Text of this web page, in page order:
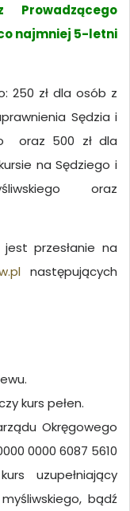
najmniej 5-letni
250 zł dla osób z
Sędzia i
oraz 500 zł dla
na Sędziego i
oraz
przesłanie na
następujących
kurs pełen.
Okręgowego
0000 6087 5610
uzupełniający
bądź